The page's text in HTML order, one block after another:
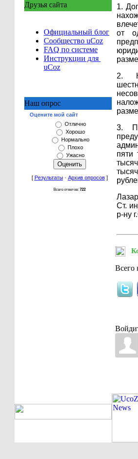
Друзья сайта
Официальный блог
Сообщество uCoz
FAQ по системе
Инструкции для
uCoz
Наш опрос
Оцените мой сайт
Отлично
Хорошо
Нормально
Плохо
Ужасно
[ Результаты· Архив опросов]
Всего ответов: 722
1.
от
2.
3.
пяти
Ст.
р-ну
Всего